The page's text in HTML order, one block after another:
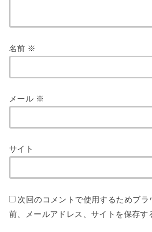
名前 ※
メール ※
サイト
次回のコメントで使用するためブラ
前、メールアドレス、サイトを保存す